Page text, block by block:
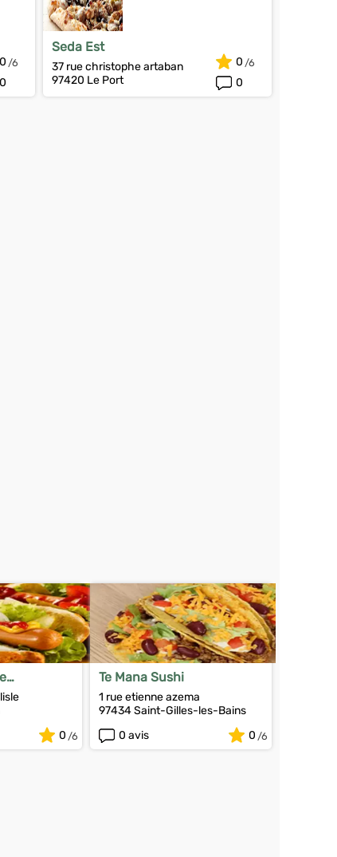
0
0
Seda Est
37 rue christophe artaban
97420 Le Port
0
0
0
Te Mana Sushi
1 rue etienne azema
97434 Saint-Gilles-les-Bains
0 avis
0